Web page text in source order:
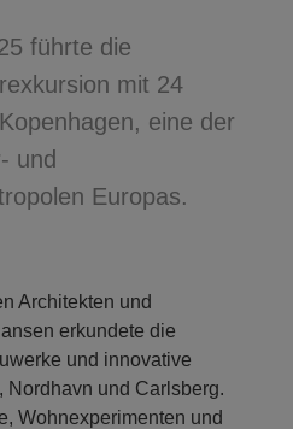
führte die
mit 24
eine der
und
Europas.
Architekten und
erkundete die
und innovative
und Carlsberg.
Wohnexperimenten und